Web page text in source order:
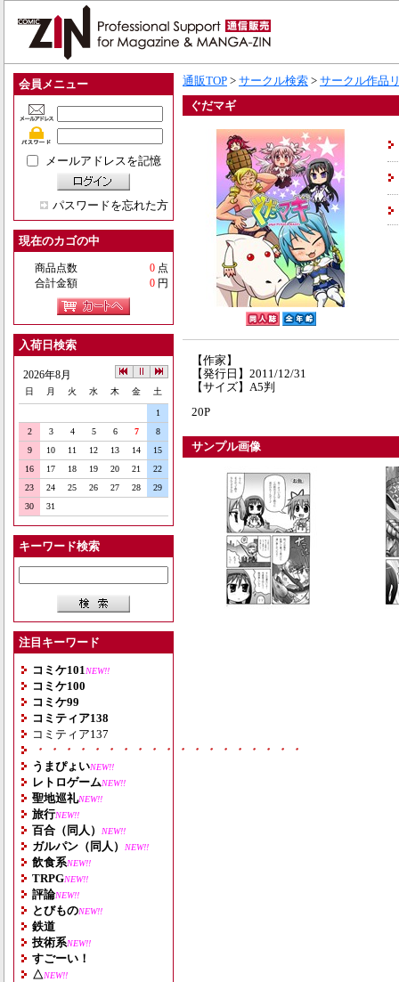
会員メニュー
メールアドレスを記憶
パスワードを忘れた方
現在のカゴの中
商品点数 0 点
合計金額
0 円
入荷日検索
2026年8月
日 月 火 水 木 金 土
1
2
3 4 5 6 7
8
9
10 11 12 13 14
15
16
17 18 19 20 21
22
23
24 25 26 27 28
29
30
31
キーワード検索
注目キーワード
コミケ101 NEW!!
コミケ100
コミケ99
コミティア138
コミティア137
・・・・・・・・・・・・・・・・・・・
うまぴょいNEW!!
レトロゲームNEW!!
聖地巡礼NEW!!
旅行NEW!!
百合（同人） NEW!!
ガルパン（同人） NEW!!
飲食系NEW!!
TRPGNEW!!
評論NEW!!
とびものNEW!!
鉄道
技術系NEW!!
すごーい！
△NEW!!
通販TOP > サークル検索 > サークル作品
ぐだマギ
【作家】
【発行日】2011/12/31
【サイズ】A5判
20P
サンプル画像